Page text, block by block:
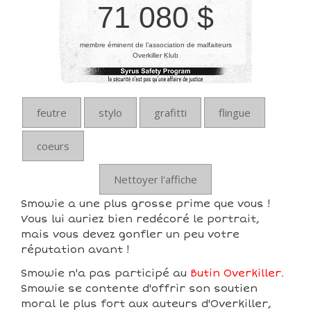
71 080 $
membre éminent de l’association de malfaiteurs
Overkiller Klub
feutre stylo grafitti flingue
coeurs
Nettoyer l'affiche
Smowie a une plus grosse prime que vous !
Vous lui auriez bien redécoré le portrait,
mais vous devez gonfler un peu votre
réputation avant !
Smowie n'a pas participé au Butin Overkiller.
Smowie se contente d'offrir son soutien
moral le plus fort aux auteurs d'Overkiller,